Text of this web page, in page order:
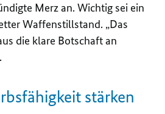
Merz an. Wichtig sei ein
Waffenstillstand. „Das
die klare Botschaft an
stärken